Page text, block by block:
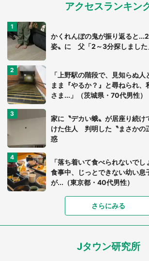
アクセスランキン
かくれんぼの鬼が振り返ると
姿〟に 父「2～3分探しました
「上野駅の階段で、見知らぬ
まま『やるか？』と尋ねられ、
さま...」（茨城県・70代男性）
家に〝デカい蛾〟が居座り続け
けた住人 判明した〝まさかの
惑
「落ち着いて食べられないで
食事中、じっとできない幼い息
が...（東京都・40代男性）
「富豪すぎ」1歳息子の〝店頭
7万人驚がく 「お菓子売り場
ードル高い」
「閉所恐怖症の私は新幹線で大
さらにみる
Jタウン研究所